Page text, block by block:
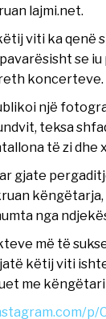
lajmi.net.
viti ka qenë
se
koncerteve.
një
teksa
të zi dhe
gjate
nga
më të
këtij viti
me
p/